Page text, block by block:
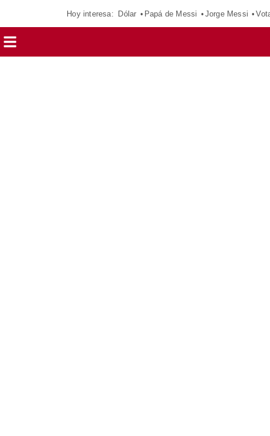
Hoy interesa: Dólar Papá de Messi Jorge Messi